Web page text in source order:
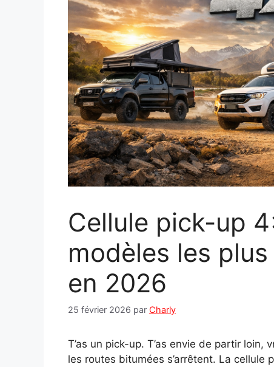
Cellule pick-up
modèles les
en 2026
25 février 2026 par Charly
T’as un pick-up. T’as envie de partir
les routes bitumées s’arrêtent. La cellule